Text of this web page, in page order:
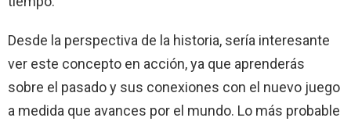
Desde la perspectiva de la historia, sería interesante
ver este concepto en acción, ya que aprenderás
sobre el pasado y sus conexiones con el nuevo juego
a medida que avances por el mundo. Lo más probable